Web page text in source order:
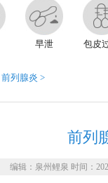
早泄 包皮
前列腺炎 >
前列
编辑：泉州鲤泉 时间：